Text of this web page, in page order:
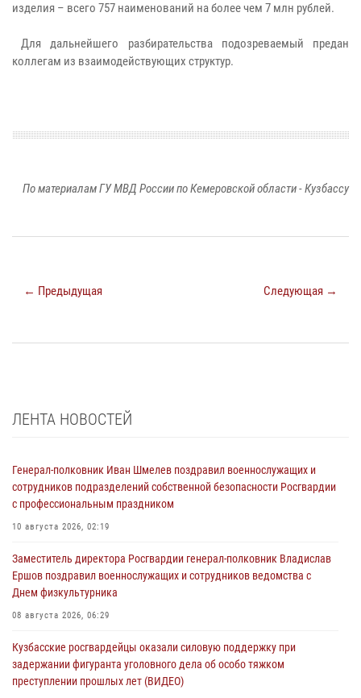
изделия – всего 757 наименований на более чем 7 млн рублей.
Для дальнейшего разбирательства подозреваемый предан
коллегам из взаимодействующих структур.
По материалам ГУ МВД России по Кемеровской области - Кузбассу
← Предыдущая Следующая →
ЛЕНТА НОВОСТЕЙ
Генерал-полковник Иван Шмелев поздравил военнослужащих и
сотрудников подразделений собственной безопасности Росгвардии
с профессиональным праздником
10 августа 2026, 02:19
Заместитель директора Росгвардии генерал-полковник Владислав
Ершов поздравил военнослужащих и сотрудников ведомства с
Днем физкультурника
08 августа 2026, 06:29
Кузбасские росгвардейцы оказали силовую поддержку при
задержании фигуранта уголовного дела об особо тяжком
преступлении прошлых лет (ВИДЕО)